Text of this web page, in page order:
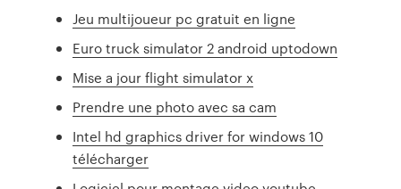
Jeu multijoueur pc gratuit en ligne
Euro truck simulator 2 android uptodown
Mise a jour flight simulator x
Prendre une photo avec sa cam
Intel hd graphics driver for windows 10
télécharger